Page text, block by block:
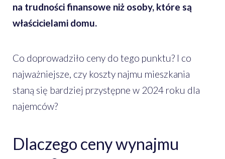
na trudności finansowe niż osoby, które są
właścicielami domu.
Co doprowadziło ceny do tego punktu? I co
najważniejsze, czy koszty najmu mieszkania
staną się bardziej przystępne w 2024 roku dla
najemców?
Dlaczego ceny wynajmu